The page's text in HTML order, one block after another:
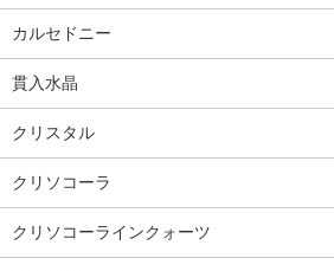
カルセドニー
貫入水晶
クリスタル
クリソコーラ
クリソコーラインクォーツ